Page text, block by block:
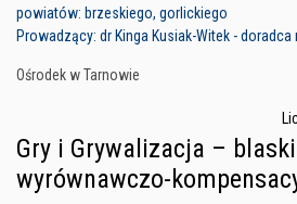
powiatów: brzeskiego, gorlickiego
Prowadzący: dr Kinga Kusiak-Witek -
Ośrodek w Tarnowie
Gry i Grywalizacja –
wyrównawczo-